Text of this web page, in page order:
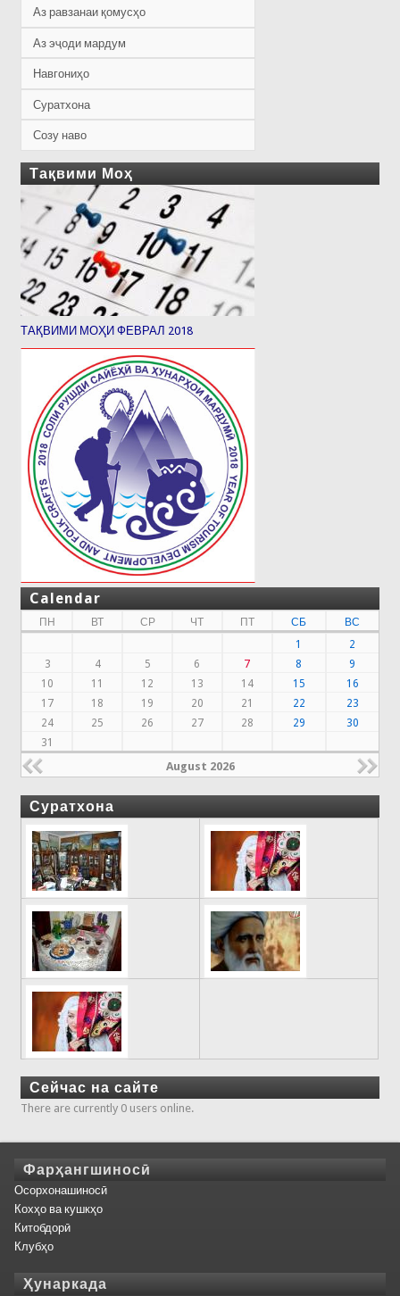
Аз равзанаи қомусҳо
Аз эҷоди мардум
Навгониҳо
Суратхона
Созу наво
Тақвими Моҳ
ТАҚВИМИ МОҲИ ФЕВРАЛ 2018
Calendar
ПН ВТ СР ЧТ ПТ СБ
ВС
1
2
3
4 5 6 7 8
9
10
11 12 13 14 15
16
17
18 19 20 21 22
23
24
25 26 27 28 29
30
31
August 2026
Суратхона
Сейчас на сайте
There are currently 0 users online.
Фарҳангшиносӣ
Осорхонашиносӣ
Кохҳо ва кушкҳо
Китобдорӣ
Клубҳо
Ҳунаркада